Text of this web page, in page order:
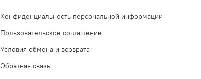
Конфиденциальность персональной информации
Пользовательское соглашение
Условия обмена и возврата
Обратная связь